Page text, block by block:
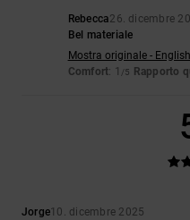
Rebecca26. dicembre
Bel materiale
Mostra originale - English
Comfort: 1 /5 Rapporto
Jorge10. dicembre 2025